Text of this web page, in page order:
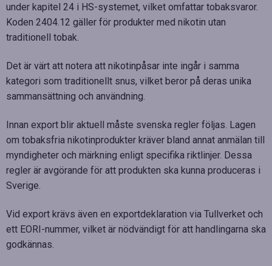
under kapitel 24 i HS-systemet, vilket omfattar tobaksvaror.
Koden 2404.12 gäller för produkter med nikotin utan
traditionell tobak.
Det är värt att notera att nikotinpåsar inte ingår i samma
kategori som traditionellt snus, vilket beror på deras unika
sammansättning och användning.
Innan export blir aktuell måste svenska regler följas. Lagen
om tobaksfria nikotinprodukter kräver bland annat anmälan till
myndigheter och märkning enligt specifika riktlinjer. Dessa
regler är avgörande för att produkten ska kunna produceras i
Sverige.
Vid export krävs även en exportdeklaration via Tullverket och
ett EORI-nummer, vilket är nödvändigt för att handlingarna ska
godkännas.